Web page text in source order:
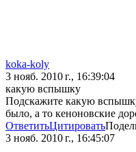
koka-koly
3 нояб. 2010 г., 16:39:04
какую вспышку
Подскажите какую
было, а то кеноновские
ОтветитьЦитировать
3 нояб. 2010 г., 16:45:07